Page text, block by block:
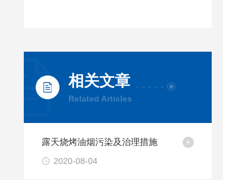
相关文章
Related Articles
露天烧烤油烟污染及治理措施
2020-08-04